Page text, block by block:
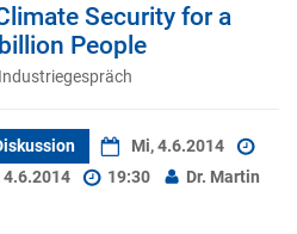
Security for a
People
Mi, 4.6.2014
4.6.2014 19:30
Dr. Martin